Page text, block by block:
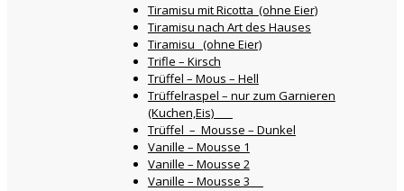
Tiramisu mit Ricotta (ohne Eier)
Tiramisu nach Art des Hauses
Tiramisu (ohne Eier)
Trifle – Kirsch
Trüffel – Mous – Hell
Trüffelraspel – nur zum Garnieren
(Kuchen,Eis)
Trüffel – Mousse – Dunkel
Vanille – Mousse 1
Vanille – Mousse 2
Vanille – Mousse 3